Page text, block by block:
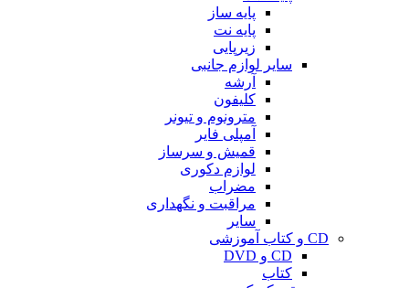
پایه ساز
پایه نت
زیرپایی
سایر لوازم جانبی
آرشه
کلیفون
مترونوم و تیونر
آمپلی فایر
قمیش و سرساز
لوازم دکوری
مضراب
مراقبت و نگهداری
سایر
CD و کتاب آموزشی
CD و DVD
کتاب